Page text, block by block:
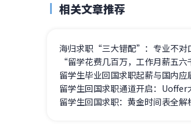
相关文章推荐